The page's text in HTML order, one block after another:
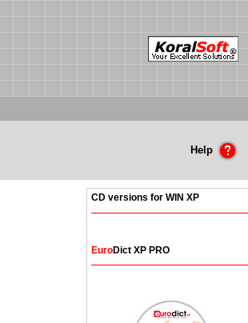
Help
CD versions for WIN XP
EuroDict XP PRO